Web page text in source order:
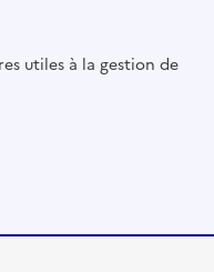
utiles à la gestion de